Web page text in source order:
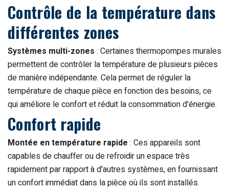
Contrôle de la température dans
différentes zones
Systèmes multi-zones : Certaines thermopompes murales
permettent de contrôler la température de plusieurs pièces
de manière indépendante. Cela permet de réguler la
température de chaque pièce en fonction des besoins, ce
qui améliore le confort et réduit la consommation d'énergie.
Confort rapide
Montée en température rapide : Ces appareils sont
capables de chauffer ou de refroidir un espace très
rapidement par rapport à d'autres systèmes, en fournissant
un confort immédiat dans la pièce où ils sont installés.